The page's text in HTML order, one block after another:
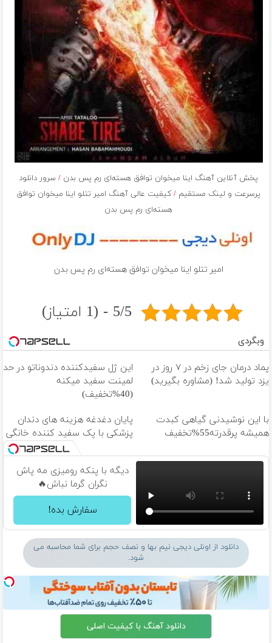
پخش آنلاین آهنگ اینا میخوان توافق هسته‌اى رم پس بدن /سرور دانلود
پرسرعت و لینک مستقیم /کیفیت عالی آهنگ امیر تتلو اینا میخوان توافق
هسته‌اى رم پس بدن
امیر تتلو اینا میخوان توافق هسته‌اى رم پس بدن
5/5 - (1 امتیاز)
وبگردی
پماد درمان جای زخم در ۷ روز در
یزد تولید شد! (مشاوره بگیرید)
این ژل سفیدکننده دندوناتو در حد
لمینت سفید میکنه
(40%تخفیف)
با این نوشیدنی گیاهی کبدت
همیشه پرقدرته55%تخفیف
پایان دغدغه هزینه های دندان
پزشکی با پک سفید کننده خانگی
دیگه با پنکه رومیزی مه پاش
نگران گرما نباش🔥
سفارش بده!
دانلود از اونلی دیجی نیم بها و نصف حجم برای شما محاسبه می
شود.
دانلود آهنگ با کیفیت اصلی